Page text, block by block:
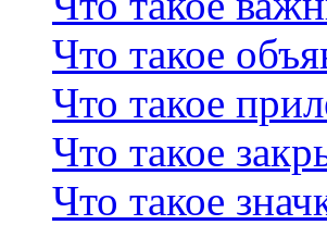
Что такое
Что такое
Что такое
Что такое